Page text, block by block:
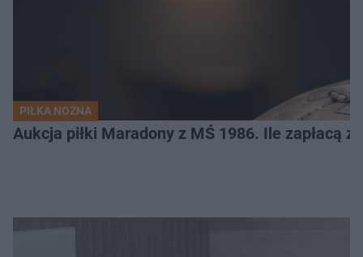
PIŁKA NOŻNA
Aukcja piłki Maradony z MŚ 1986. Ile zapłacą